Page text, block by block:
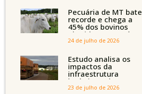
Pecuária de MT bate
recorde e chega a
45% dos bovinos
abatidos com até 24
meses
24 de julho de 2026
Estudo analisa os
impactos da
infraestrutura
logística sobre a
produção agrícola de
23 de julho de 2026